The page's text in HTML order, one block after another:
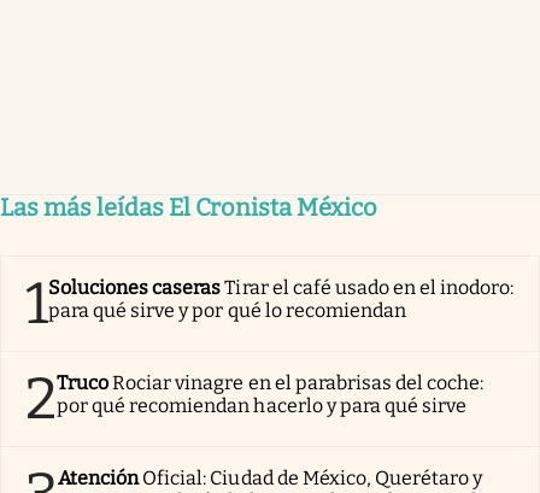
Las más leídas El Cronista México
1Soluciones caserasTirar el café usado en el inodoro:
para qué sirve y por qué lo recomiendan
2TrucoRociar vinagre en el parabrisas del coche:
por qué recomiendan hacerlo y para qué sirve
AtenciónOficial: Ciudad de México, Querétaro y